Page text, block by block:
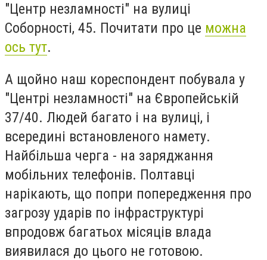
"Центр незламності" на вулиці
Соборності, 45. Почитати про це можна
ось тут.
А щойно наш кореспондент побувала у
"Центрі незламності" на Європейській
37/40. Людей багато і на вулиці, і
всередині встановленого намету.
Найбільша черга - на заряджання
мобільних телефонів. Полтавці
нарікають, що попри попередження про
загрозу ударів по інфраструктурі
впродовж багатьох місяців влада
виявилася до цього не готовою.